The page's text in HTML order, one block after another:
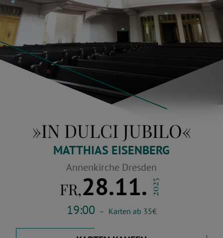
»IN DULCI JUBILO«
MATTHIAS EISENBERG
Annenkirche Dresden
FR,28.11. 2025
19:00 – Karten ab 35€